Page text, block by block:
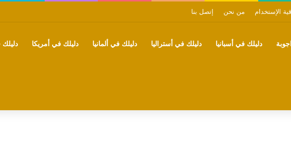
الإستخدام من نحن إتصل بنا
دليلك في أسبانيا دليلك في أستراليا دليلك في ألمانيا دليلك في أمريكا دليلك